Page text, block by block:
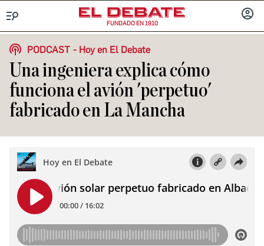
FUNDADO EN 1910
SESIÓN
PODCAST
Hoy en El Debate
Una ingeniera explica cómo
funciona el avión 'perpetuo'
fabricado en La Mancha